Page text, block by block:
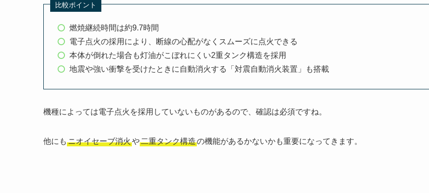
比較ポイント
燃焼継続時間は約9.7時間
電子点火の採用により、断線の心配がなくスムーズに点火できる
本体が倒れた場合も灯油がこぼれにくい2重タンク構造を採用
地震や強い衝撃を受けたときに自動消火する「対震自動消火装置」も搭載
機種によっては電子点火を採用していないものがあるので、確認は必須ですね。
他にも ニオイセーブ消火や二重タンク構造の機能があるかないかも重要になってきます。